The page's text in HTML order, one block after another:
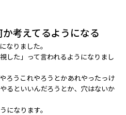
考えてるようになる
なりました。
した」って言われるようになりまし
ろうこれやろうとかあれやったっけ
るといいんだろうとか、穴はないか
になります。